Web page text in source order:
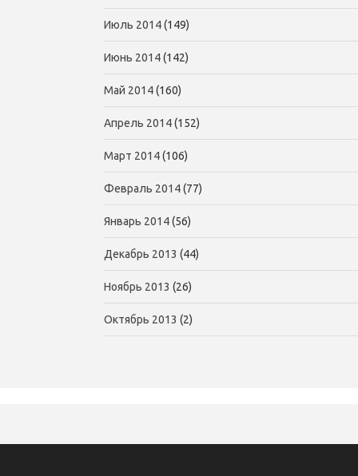
Июль 2014(149)
Июнь 2014(142)
Май 2014(160)
Апрель 2014(152)
Март 2014(106)
Февраль 2014(77)
Январь 2014(56)
Декабрь 2013 (44)
Ноябрь 2013 (26)
Октябрь 2013 (2)